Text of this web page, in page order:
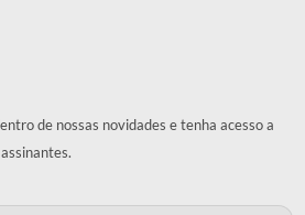
de nossas novidades e tenha acesso a